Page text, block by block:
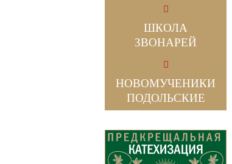
ШКОЛА
ЗВОНАРЕЙ
НОВОМУЧЕНИКИ
ПОДОЛЬСКИЕ